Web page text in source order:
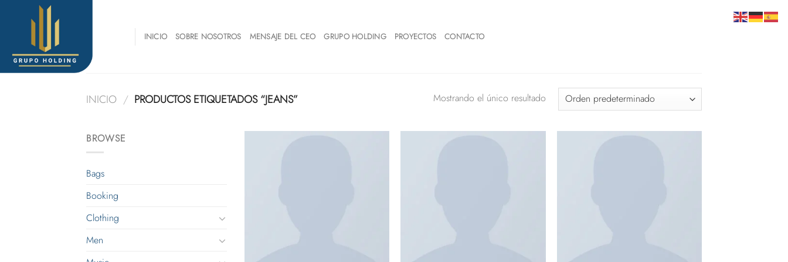
INICIO SOBRE NOSOTROS MENSAJE DEL CEO GRUPO HOLDING PROYECTOS CONTACTO
INICIO / PRODUCTOS ETIQUETADOS “JEANS” Mostrando el único resultado
BROWSE
Bags
Booking
Clothing
Men